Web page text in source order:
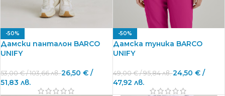
-50%
Дамски панталон BARCO
UNIFY
53,00€/ 103,66 лв.26,50 € /
51,83 лв.
-50%
Дамска туника BARCO
UNIFY
49,00€/ 95,84 лв.24,50 €/
47,92 лв.